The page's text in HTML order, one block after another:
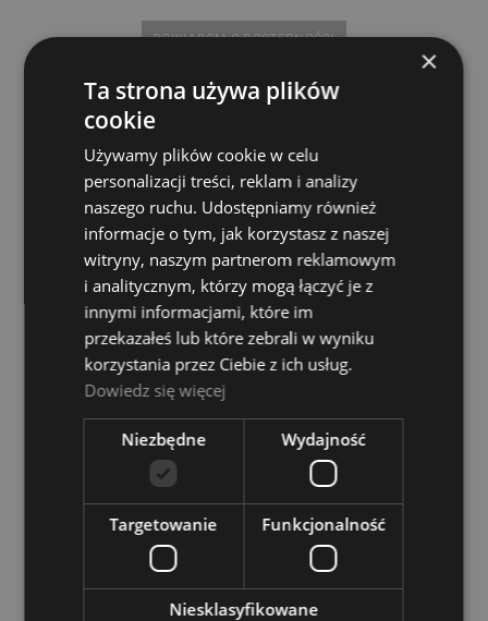
POWIADOM O DOSTĘPNOŚCI
Suzafon - Yamaha YSH 301S
21 719,00 zł
×
Ta strona używa plików
cookie
Używamy plików cookie w celu
personalizacji treści, reklam i analizy
naszego ruchu. Udostępniamy również
informacje o tym, jak korzystasz z naszej
witryny, naszym partnerom reklamowym
i analitycznym, którzy mogą łączyć je z
innymi informacjami, które im
przekazałeś lub które zebrali w wyniku
korzystania przez Ciebie z ich usług.
Dowiedz się więcej
Niezbędne Wydajność
Targetowanie Funkcjonalność
Niesklasyfikowane